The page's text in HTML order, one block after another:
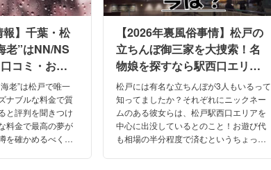
報】千葉・松
老”はNN/NS
コミ・おす
！
老”は松戸で唯一
ナブルな料金で質
と評判を聞きつけ
料金で最高の夢が
を確かめるべく、
【2026年裏風俗事情】松戸の
立ちんぼ御三家を大捜索！名
物娘を探すなら駅西口エリア
がおすすめ！？
松戸には有名な立ちんぼが3人もいるって
知ってましたか？それぞれにニックネー
ムのある彼女らは、松戸駅西口エリアを
中心に出没しているとのこと！お遊び代
も相場の半分程度で済むというちょっと